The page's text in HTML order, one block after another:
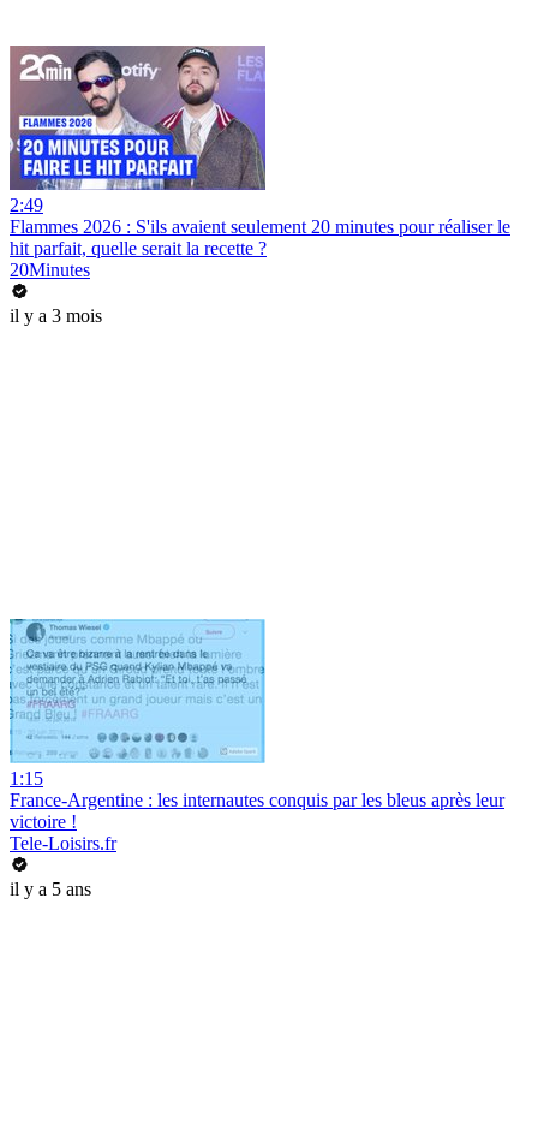
2:49
Flammes 2026 : S'ils avaient seulement 20 minutes pour réaliser le
hit parfait, quelle serait la recette ?
20Minutes
il y a 3 mois
1:15
France-Argentine : les internautes conquis par les bleus après leur
victoire !
Tele-Loisirs.fr
il y a 5 ans